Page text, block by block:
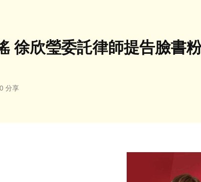
徐欣瑩委託律師提告臉書
0 分享